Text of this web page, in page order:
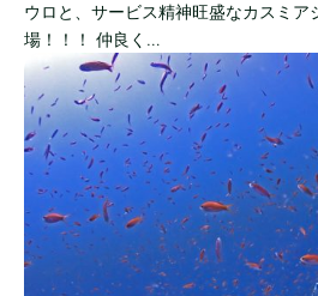
ウロと、サービス精神旺盛なカスミア
場！！！ 仲良く…